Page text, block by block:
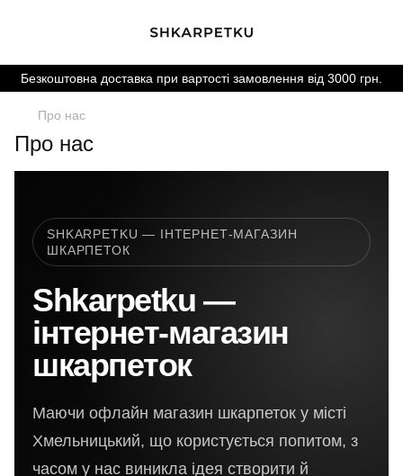
Безкоштовна доставка при вартості замовлення від 3000 грн.
Про нас
Про нас
SHKARPETKU — ІНТЕРНЕТ-МАГАЗИН
ШКАРПЕТОК
Shkarpetku —
інтернет-магазин
шкарпеток
Маючи офлайн магазин шкарпеток у місті
Хмельницький, що користується попитом, з
часом у нас виникла ідея створити й